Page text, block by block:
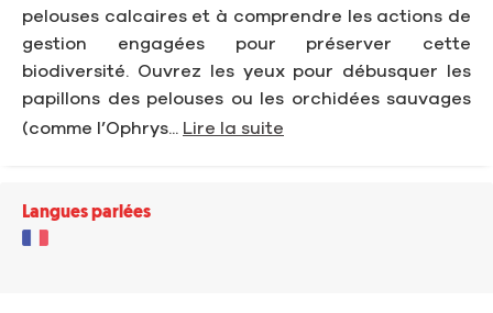
pelouses calcaires et à comprendre les actions de
gestion engagées pour préserver cette
biodiversité. Ouvrez les yeux pour débusquer les
papillons des pelouses ou les orchidées sauvages
(comme l’Ophrys... Lire la suite
Langues parlées